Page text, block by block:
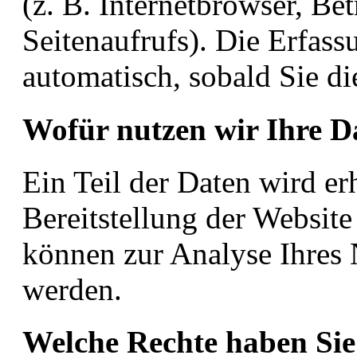
Seitenaufrufs). Die
automatisch, sobald Sie
Wofür nutzen wir Ihre
Ein Teil der Daten wird
Bereitstellung der
können zur Analyse Ihres
werden.
Welche Rechte haben